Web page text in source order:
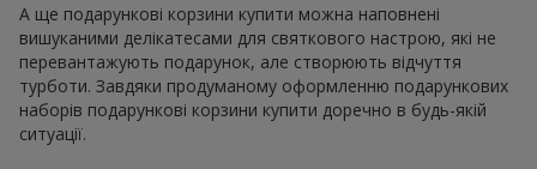
А ще подарункові корзини купити можна наповнені
вишуканими делікатесами для святкового настрою, які не
перевантажують подарунок, але створюють відчуття
турботи. Завдяки продуманому оформленню подарункових
наборів подарункові корзини купити доречно в будь-якій
ситуації.